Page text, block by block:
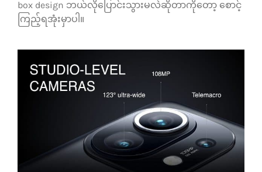
box design ဘယ်လိုပြောင်းသွားမလဲဆိုတာကိုတော့ စောင့်
ကြည့်ရအုံးမှာပါ။